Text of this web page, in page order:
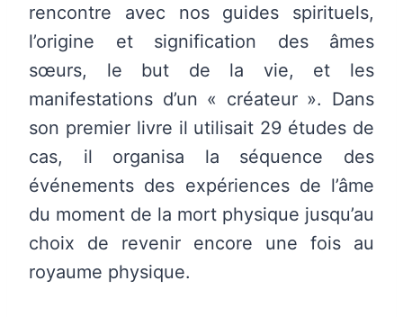
rencontre avec nos guides spirituels,
l’origine et signification des âmes
sœurs, le but de la vie, et les
manifestations d’un « créateur ». Dans
son premier livre il utilisait 29 études de
cas, il organisa la séquence des
événements des expériences de l’âme
du moment de la mort physique jusqu’au
choix de revenir encore une fois au
royaume physique.